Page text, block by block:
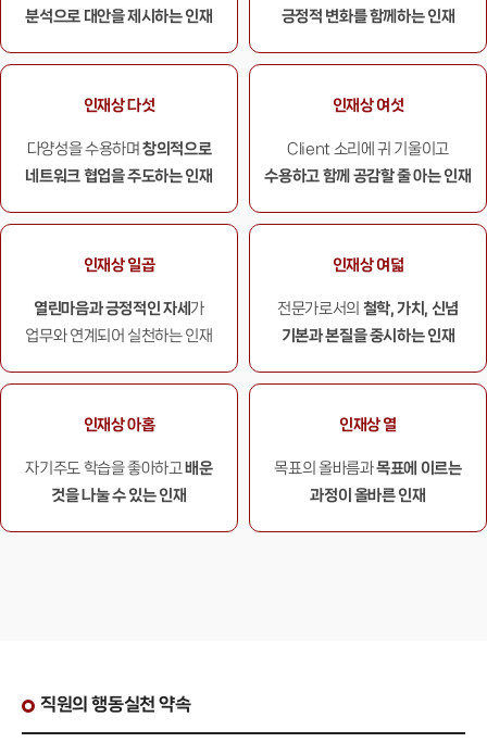
분석으로 대안을 제시하는 인재
긍정적 변화를함께하는 인재
인재상 다섯
다양성을 수용하며창의적으로
네트워크협업을 주도하는 인재
인재상 여섯
Client 소리에 귀 기울이고
수용하고 함께 공감할 줄 아는 인재
인재상 일곱
열린마음과 긍정적인자세 가
업무와 연계되어 실천하는 인재
인재상 여덟
전문가로서의 철학, 가치, 신념
기본과본질을 중시하는 인재
인재상 아홉
자기주도 학습을좋아하고배운
것을나눌 수 있는 인재
인재상 열
목표의 올바름과목표에 이르는
과정이 올바른 인재
직원의 행동실천 약속